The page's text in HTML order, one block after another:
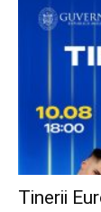
Tinerii